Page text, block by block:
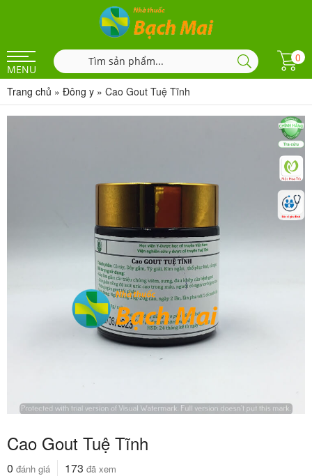
MENU
0
Trang chủ » Đông y » Cao Gout Tuệ Tĩnh
Cao Gout Tuệ Tĩnh
0 đánh giá 173 đã xem